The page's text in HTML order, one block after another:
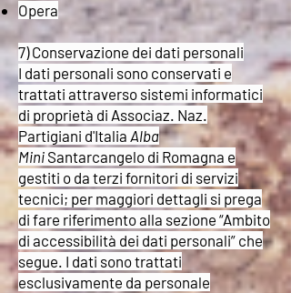
Opera
7) Conservazione dei dati personali
I dati personali sono conservati e
trattati attraverso sistemi informatici
di proprietà di Associaz. Naz.
Partigiani d'Italia Alba
Mini Santarcangelo di Romagna e
gestiti o da terzi fornitori di servizi
tecnici; per maggiori dettagli si prega
di fare riferimento alla sezione “Ambito
di accessibilità dei dati personali” che
segue. I dati sono trattati
esclusivamente da personale